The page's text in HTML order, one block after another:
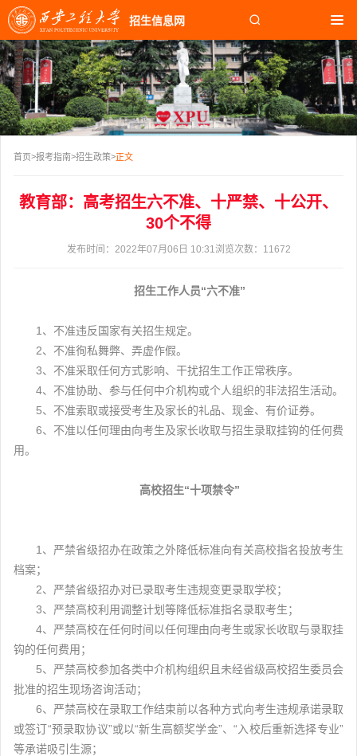
招生信息网
首页
招生快讯
报考指南
学院专业
知名校友
首页>报考指南>招生政策>正文
教育部：高考招生六不准、十严禁、十公开、
30个不得
发布时间：2022年07月06日 10:31浏览次数： 11672
招生工作人员“六不准”
1、不准违反国家有关招生规定。
2、不准徇私舞弊、弄虚作假。
3、不准采取任何方式影响、干扰招生工作正常秩序。
4、不准协助、参与任何中介机构或个人组织的非法招生活动。
5、不准索取或接受考生及家长的礼品、现金、有价证券。
6、不准以任何理由向考生及家长收取与招生录取挂钩的任何费
用。
高校招生“十项禁令”
1、严禁省级招办在政策之外降低标准向有关高校指名投放考生
档案；
2、严禁省级招办对已录取考生违规变更录取学校；
3、严禁高校利用调整计划等降低标准指名录取考生；
4、严禁高校在任何时间以任何理由向考生或家长收取与录取挂
钩的任何费用；
5、严禁高校参加各类中介机构组织且未经省级高校招生委员会
批准的招生现场咨询活动；
6、严禁高校在录取工作结束前以各种方式向考生违规承诺录取
或签订“预录取协议”或以“新生高额奖学金”、“入校后重新选择专业”
等承诺吸引生源；